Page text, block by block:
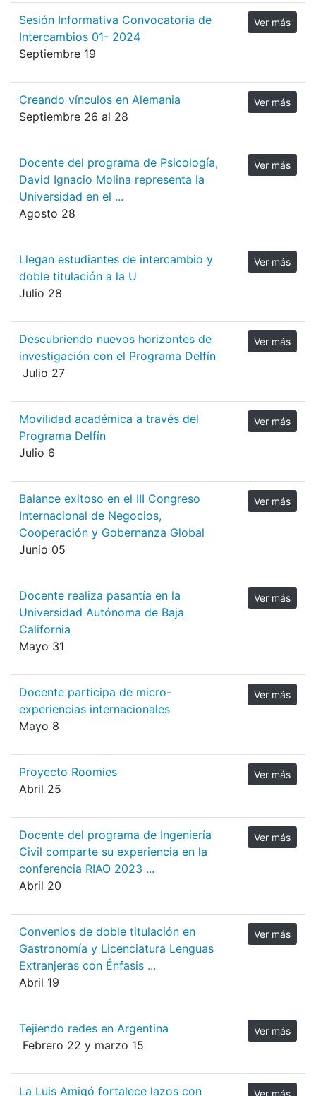
Sesión Informativa Convocatoria de
Intercambios 01- 2024
Septiembre 19
Ver más
Creando vínculos en Alemania
Septiembre 26 al 28
Ver más
Docente del programa de Psicología,
David Ignacio Molina representa la
Universidad en el ...
Agosto 28
Ver más
Llegan estudiantes de intercambio y
doble titulación a la U
Julio 28
Ver más
Descubriendo nuevos horizontes de
investigación con el Programa Delfín
Julio 27
Ver más
Movilidad académica a través del
Programa Delfín
Julio 6
Ver más
Balance exitoso en el III Congreso
Internacional de Negocios,
Cooperación y Gobernanza Global
Junio 05
Ver más
Docente realiza pasantía en la
Universidad Autónoma de Baja
California
Mayo 31
Ver más
Docente participa de micro-
experiencias internacionales
Mayo 8
Ver más
Proyecto Roomies
Abril 25
Ver más
Docente del programa de Ingeniería
Civil comparte su experiencia en la
conferencia RIAO 2023 ...
Abril 20
Ver más
Convenios de doble titulación en
Gastronomía y Licenciatura Lenguas
Extranjeras con Énfasis ...
Abril 19
Ver más
Tejiendo redes en Argentina
Febrero 22 y marzo 15
Ver más
La Luis Amigó fortalece lazos con